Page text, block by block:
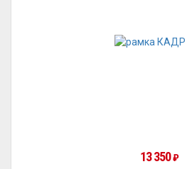
13 350₽